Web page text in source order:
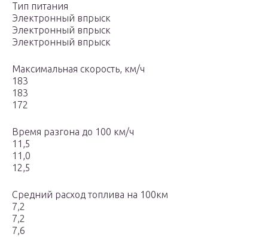
Тип питания
Электронный впрыск
Электронный впрыск
Электронный впрыск
Максимальная скорость, км/ч
183
183
172
Время разгона до 100 км/ч
11,5
11,0
12,5
Средний расход топлива на 100км
7,2
7,2
7,6